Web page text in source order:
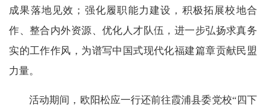
成果落地见效；强化履职能力建设，积极拓展校地合
作、整合内外资源、优化人才队伍，进一步弘扬求真务
实的工作作风，为谱写中国式现代化福建篇章贡献民盟
力量。
活动期间，欧阳松应一行还前往霞浦县委党校“四下